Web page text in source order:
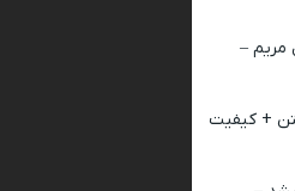
مریم –
+ کیفیت